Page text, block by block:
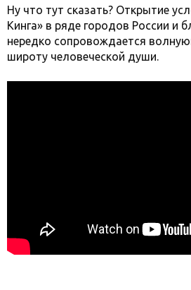
Ну что тут сказать? Открытие
Кинга» в ряде городов России и
нередко сопровождается
широту человеческой души.